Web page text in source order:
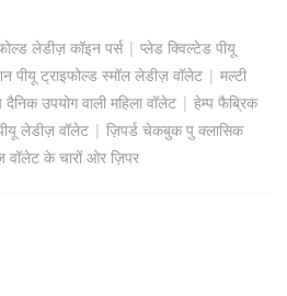
लेडीज़ कॉइन पर्स| प्लेड क्विल्टेड पीयू
पीयू ट्राइफोल्ड स्मॉल लेडीज़ वॉलेट | मल्टी
उपयोग वाली महिला वॉलेट | हेम्प फैब्रिक
लेडीज़ वॉलेट | ज़िपर्ड चेकबुक पु क्लासिक
वॉलेट के चारों ओर ज़िपर